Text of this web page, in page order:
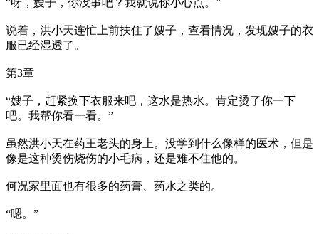
说着，洪小天连忙上前扶住了嫂子，查看情况，发现嫂子的衣
服已经湿透了。
第3章
“嫂子，赶紧换下衣服来吧，这水是热水。肯定烫了你一下
吧。我帮你看一看。”
虽然洪小天在药王老头的身上。没学到什么像样的医术，但是
像是这种烫伤烧伤的小毛病，还是难不住他的。
何况家里面也有很多的药膏、药水之类的。
“嗯。”